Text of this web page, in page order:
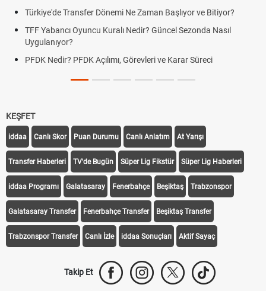
Türkiye'de Transfer Dönemi Ne Zaman Başlıyor ve Bitiyor?
TFF Yabancı Oyuncu Kuralı Nedir? Güncel Sezonda Nasıl
Uygulanıyor?
PFDK Nedir? PFDK Açılımı, Görevleri ve Karar Süreci
KEŞFET
iddaa Canlı Skor Puan Durumu Canlı Anlatım At Yarışı
Transfer Haberleri TV'de Bugün Süper Lig Fikstür Süper Lig Haberleri
iddaa Programı Galatasaray Fenerbahçe Beşiktaş Trabzonspor
Galatasaray Transfer Fenerbahçe Transfer Beşiktaş Transfer
Trabzonspor Transfer Canlı İzle iddaa Sonuçları Aktif Sayaç
Takip Et